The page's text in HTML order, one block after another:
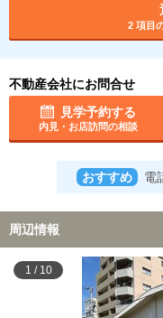
2 項目
不動産会社にお問合せ
見学予約する
内見・お店訪問の相談
おすすめ 電
周辺情報
1 / 10